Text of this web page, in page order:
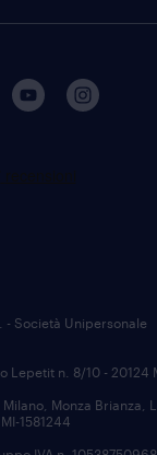
- Società Unipersonale
Lepetit n. 8/10 - 20124
Monza Brianza,
1581244